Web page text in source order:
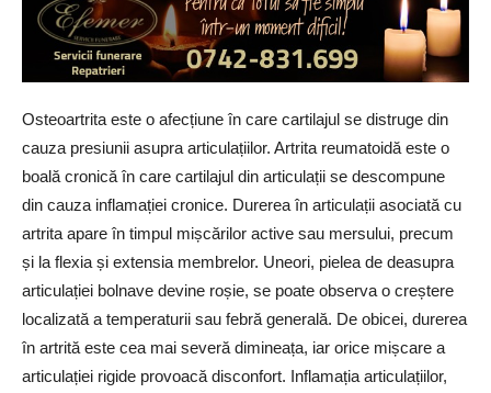
Osteoartrita este o afecțiune în care cartilajul se distruge din
cauza presiunii asupra articulațiilor. Artrita reumatoidă este o
boală cronică în care cartilajul din articulații se descompune
din cauza inflamației cronice. Durerea în articulații asociată cu
artrita apare în timpul mișcărilor active sau mersului, precum
și la flexia și extensia membrelor. Uneori, pielea de deasupra
articulației bolnave devine roșie, se poate observa o creștere
localizată a temperaturii sau febră generală. De obicei, durerea
în artrită este cea mai severă dimineața, iar orice mișcare a
articulației rigide provoacă disconfort. Inflamația articulațiilor,